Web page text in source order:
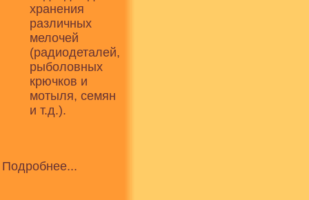
хранения
различных
мелочей
(радиодеталей,
рыболовных
крючков и
мотыля, семян
и т.д.).
Подробнее...